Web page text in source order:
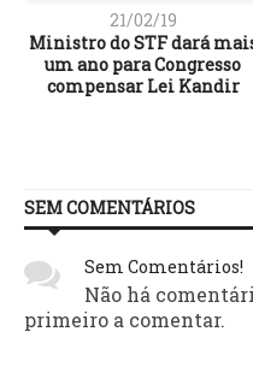
21/02/19
Ministro do STF dará
um ano para Congresso
compensar Lei Kandir
SEM COMENTÁRIOS
Sem Comentários!
Não há
primeiro a comentar.